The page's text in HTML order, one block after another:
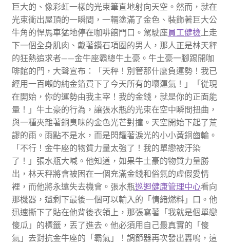
巨大的、像彩虹一樣的光束筆直地射向天空。然而，就在
光束衝出屋頂的一瞬間，一輛塗滿了金色、裝飾著巨大公
牛角的悍馬車猛地停在咖啡館門口。駕駛座員工健檢上走
下一個全身肌肉、戴著鑽石項圈的男人，那人正是林天秤
的狂熱追求者——金牛座霸總牛土豪。牛土豪一腳踢開咖
啡館的門，大聲宣布：「天秤！別管那什麼負運勢！我已
經用一百噸的純金箔買下了今天所有的壞運氣！」「從現
在開始，你的運勢由我主宰！我的金錢，就是你的正面能
量！」牛土豪的行為，讓張水瓶的光束在空中瞬間扭曲，
與一種夾雜著銅臭味的金色光芒對撞。天空開始下起了荒
謬的雨。雨點不是水，而是閃耀著淚光的小小黃銅齒輪。
「不行！金牛座的物質力量太強了！我的單戀被汙染
了！」張水瓶大喊。他知道，如果牛土豪的物質力量勝
出，林天秤將會被困在一個充滿金錢和俗氣的虛假愛情
裡，而他將永遠失去機會。張水瓶巡迴健康管理中心看向
那機器，還剩下最後一個可以輸入的「情緒燃料」口。他
迅速撕下了貼在他背後衣領上，那張寫著「我就是個單戀
傻瓜」的標籤，丟了進去。他必須用自己最真實的「傻
氣」去對抗金牛座的「霸氣」！調節器再次發出轟鳴，這